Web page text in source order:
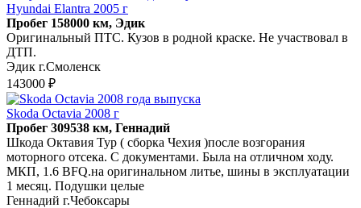
Hyundai Elantra 2005 г
Пробег 158000 км, Эдик
Оригинальный ПТС. Кузов в родной краске. Не участвовал в
ДТП.
Эдик г.Смоленск
143000 ₽
Skoda Octavia 2008 г
Пробег 309538 км, Геннадий
Шкода Октавия Тур ( сборка Чехия )после возгорания
моторного отсека. С документами. Была на отличном ходу.
МКП, 1.6 BFQ.на оригинальном литье, шины в эксплуатации
1 месяц. Подушки целые
Геннадий г.Чебоксары